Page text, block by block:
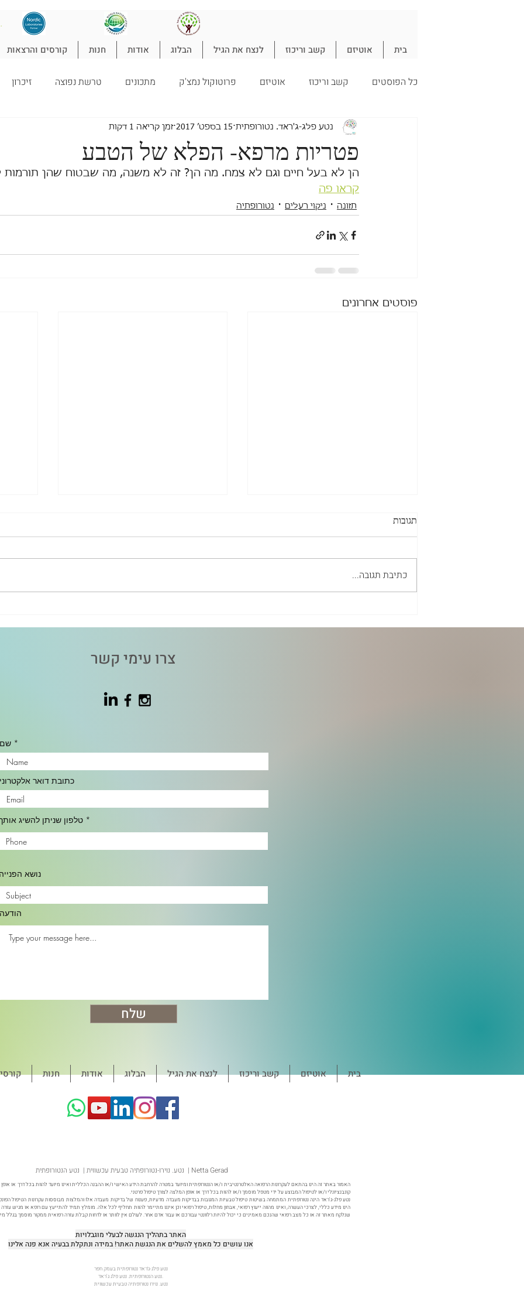
בית אוטיזם קשב וריכוז לנצח את הגיל הבלוג אודות חנות קורסים והרצאות
כל הפוסטים קשב וריכוז אוטיזם פרוטוקול נמצ'ק מתכונים טרשת נפוצה זיכרון
חיסון תזונה נטורופתיה ילדים ניקוי רעלים
פטריות מרפא- הפלא של הטבע
נטע פלג-ג'ראד. נטורופתית 15 בספט׳ 2017 זמן קריאה 1 דקות
הן לא בעל חיים וגם לא צמח. מה הן? זה לא משנה, מה שבטוח שהן תורמות
קראו פה
תזונה ניקוי רעלים נטורופתיה
פוסטים אחרונים
אבץ”, אלא תמיכה ממוקדת
PANS?
תגובות
כתיבת תגובה...
צרו עימי קשר
כתובת דואר אלקטרוני
טלפון שניתן להשיג
נושא הפנייה
הודעה
שלח
בית אוטיזם קשב וריכוז לנצח את הגיל הבלוג אודות חנות
נטע. נוירו-נטורופתיה טבעית עכשווית | נטע הנטורופתית | Netta Gerad
האמור באתר זה הינו בהתאם לעקרונות הרפואה האלטרנטיבית ו/או הנטורופתית ומיועד במטרה להרחבת הידע האישי ו/או ההבנה הכללית ואינו מיועד להוות בכל דרך או אופן
קונבנציונלי ו/או לטיפול המבוצע על ידי מטפל מוסמך ו/או להוות בכל דרך או אופן המלצה לצורך טיפול פרטני.
נטע פלג-ג'ראד הינה נטורופתית המתמחה בשיטות טיפול טבעיות המגובות בבדיקות מעבדה מדעיות, פענוח של בדיקות מעבדה אלו והמלצות מבוססות עקרונות הטיפול
הינו מידע כללי, לצרכי העשרה, ואינו מהווה ייעוץ רפואי, אבחון מחלות, טיפול רפואי וכן איננו מתיימר להוות תחליף לכל אלה. מומלץ תמיד להתייעץ עם רופא או מגיש
שנלקח מאתר זה או כל מצב רפואי שהנכם מאמינים כי יכול להיות רלוונטי עבורכם או עבור אדם אחר. לעולם אין לוותר או לדחות קבלת עזרה רפואית ממקור מוסמך בגלל
האתר בתהליך הנגשה לבעלי מוגבלויות
אנו עושים כל מאמץ להשלים את הנגשת האתר! במידה ונתקלת בבעיה אנא פנה אלינו
נטע פלג-ג׳ראד נטורופתית בעמק חפר
נטע הנטורופתית. נטע פלג ג'ראד.
נטע. נוירו נטורופתיה טבעית עכשווית